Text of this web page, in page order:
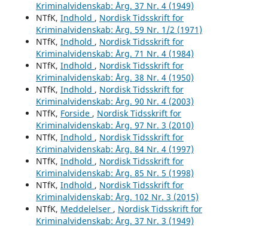
Kriminalvidenskab: Årg. 37 Nr. 4 (1949)
NTfK, Indhold , Nordisk Tidsskrift for
Kriminalvidenskab: Årg. 59 Nr. 1/2 (1971)
NTfK, Indhold , Nordisk Tidsskrift for
Kriminalvidenskab: Årg. 71 Nr. 4 (1984)
NTfK, Indhold , Nordisk Tidsskrift for
Kriminalvidenskab: Årg. 38 Nr. 4 (1950)
NTfK, Indhold , Nordisk Tidsskrift for
Kriminalvidenskab: Årg. 90 Nr. 4 (2003)
NTfK, Forside , Nordisk Tidsskrift for
Kriminalvidenskab: Årg. 97 Nr. 3 (2010)
NTfK, Indhold , Nordisk Tidsskrift for
Kriminalvidenskab: Årg. 84 Nr. 4 (1997)
NTfK, Indhold , Nordisk Tidsskrift for
Kriminalvidenskab: Årg. 85 Nr. 5 (1998)
NTfK, Indhold , Nordisk Tidsskrift for
Kriminalvidenskab: Årg. 102 Nr. 3 (2015)
NTfK, Meddelelser , Nordisk Tidsskrift for
Kriminalvidenskab: Årg. 37 Nr. 3 (1949)